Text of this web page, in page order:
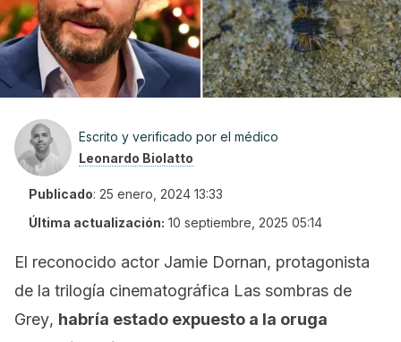
Escrito y verificado por el médico
Leonardo Biolatto
Publicado: 25 enero, 2024 13:33
Última actualización: 10 septiembre, 2025 05:14
El reconocido actor Jamie Dornan, protagonista
de la trilogía cinematográfica Las sombras de
Grey, habría estado expuesto a la oruga